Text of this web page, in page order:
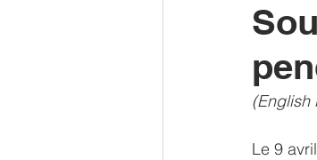
(English
Le 9